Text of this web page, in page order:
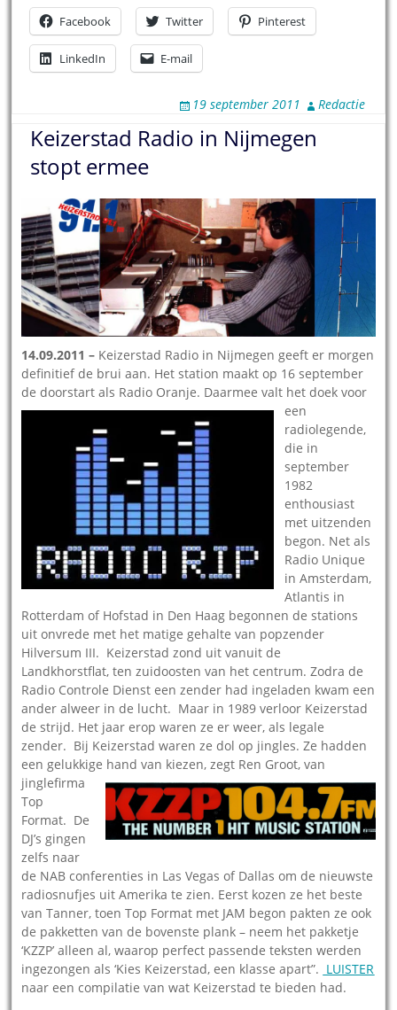
Facebook Twitter Pinterest
LinkedIn E-mail
19 september 2011 Redactie
Keizerstad Radio in Nijmegen
stopt ermee
14.09.2011 – Keizerstad Radio in Nijmegen geeft er morgen
definitief de brui aan. Het station maakt op 16 september
de doorstart als Radio Oranje. Daarmee valt het doek voor
een
radiolegende,
die in
september
1982
enthousiast
met uitzenden
begon. Net als
Radio Unique
in Amsterdam,
Atlantis in
Rotterdam of Hofstad in Den Haag begonnen de stations
uit onvrede met het matige gehalte van popzender
Hilversum III. Keizerstad zond uit vanuit de
Landkhorstflat, ten zuidoosten van het centrum. Zodra de
Radio Controle Dienst een zender had ingeladen kwam een
ander alweer in de lucht. Maar in 1989 verloor Keizerstad
de strijd. Het jaar erop waren ze er weer, als legale
zender. Bij Keizerstad waren ze dol op jingles. Ze hadden
een gelukkige hand van kiezen, zegt Ren Groot, van
jinglefirma
Top
Format. De
DJ’s gingen
zelfs naar
de NAB conferenties in Las Vegas of Dallas om de nieuwste
radiosnufjes uit Amerika te zien. Eerst kozen ze het beste
van Tanner, toen Top Format met JAM begon pakten ze ook
de pakketten van de bovenste plank – neem het pakketje
‘KZZP’ alleen al, waarop perfect passende teksten werden
ingezongen als ‘Kies Keizerstad, een klasse apart”. LUISTER
naar een compilatie van wat Keizerstad te bieden had.